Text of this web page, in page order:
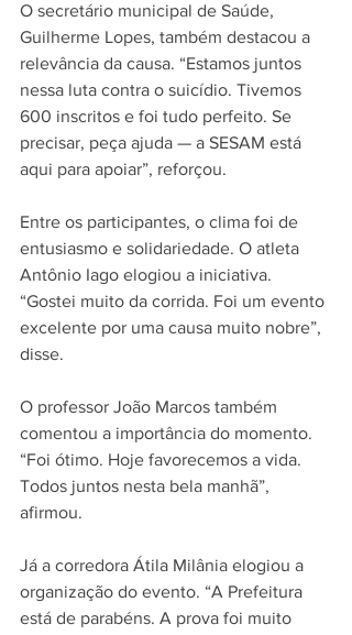
O secretário municipal de Saúde,
Guilherme Lopes, também destacou a
relevância da causa. “Estamos juntos
nessa luta contra o suicídio. Tivemos
600 inscritos e foi tudo perfeito. Se
precisar, peça ajuda — a SESAM está
aqui para apoiar”, reforçou.
Entre os participantes, o clima foi de
entusiasmo e solidariedade. O atleta
Antônio Iago elogiou a iniciativa.
“Gostei muito da corrida. Foi um evento
excelente por uma causa muito nobre”,
disse.
O professor João Marcos também
comentou a importância do momento.
“Foi ótimo. Hoje favorecemos a vida.
Todos juntos nesta bela manhã”,
afirmou.
Já a corredora Átila Milânia elogiou a
organização do evento. “A Prefeitura
está de parabéns. A prova foi muito